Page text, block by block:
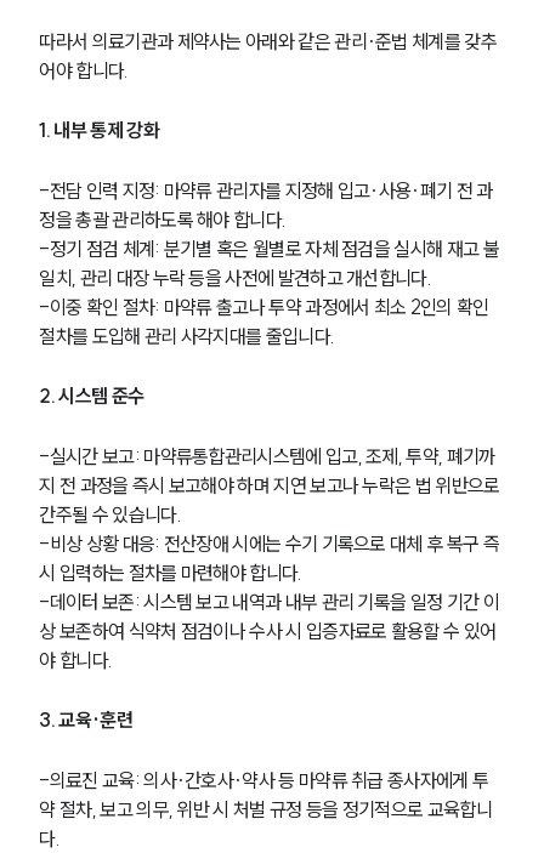
업무분야
의료·바이오·헬스케어그룹 업무
전체
의료전문변호사
소식/자료
언론보도
공지사항
법률 블로그
대륜법률상담예약
따라서 의료기관과 제약사는 아래와 같은 관리·준법 체계를 갖추
어야 합니다.
1. 내부 통제 강화
-전담 인력 지정: 마약류 관리자를 지정해 입고·사용·폐기 전 과
정을 총괄 관리하도록 해야 합니다.
-정기 점검 체계: 분기별 혹은 월별로 자체 점검을 실시해 재고 불
일치, 관리 대장 누락 등을 사전에 발견하고 개선합니다.
-이중 확인 절차: 마약류 출고나 투약 과정에서 최소 2인의 확인
절차를 도입해 관리 사각지대를 줄입니다.
2. 시스템 준수
-실시간 보고: 마약류통합관리시스템에 입고, 조제, 투약, 폐기까
지 전 과정을 즉시 보고해야 하며 지연 보고나 누락은 법 위반으로
간주될 수 있습니다.
-비상 상황 대응: 전산장애 시에는 수기 기록으로 대체 후 복구 즉
시 입력하는 절차를 마련해야 합니다.
-데이터 보존: 시스템 보고 내역과 내부 관리 기록을 일정 기간 이
상 보존하여 식약처 점검이나 수사 시 입증자료로 활용할 수 있어
야 합니다.
3. 교육·훈련
-의료진 교육: 의사·간호사·약사 등 마약류 취급 종사자에게 투
약 절차, 보고 의무, 위반 시 처벌 규정 등을 정기적으로 교육합니
다.